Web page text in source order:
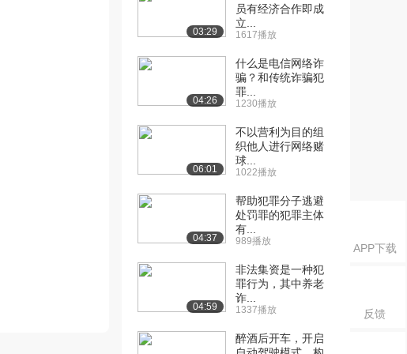
APP下载
反馈
03:29
员有经济合作即成
立...
1617播放
04:26
什么是电信网络诈
骗？和传统诈骗犯
罪...
1230播放
06:01
不以营利为目的组
织他人进行网络赌
球...
1022播放
04:37
帮助犯罪分子逃避
处罚罪的犯罪主体
有...
989播放
04:59
非法集资是一种犯
罪行为，其中养老
诈...
1337播放
醉酒后开车，开启